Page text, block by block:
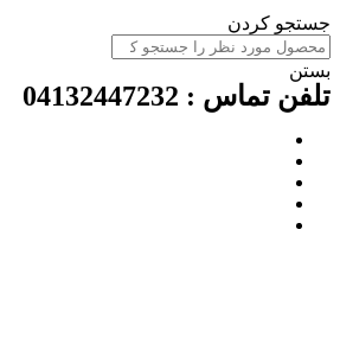
جستجو کردن
بستن
تلفن تماس : 04132447232